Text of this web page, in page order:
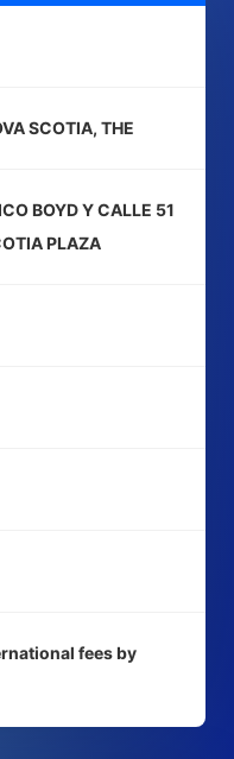
SCOTIA, THE
BOYD Y CALLE 51
PLAZA
fees by